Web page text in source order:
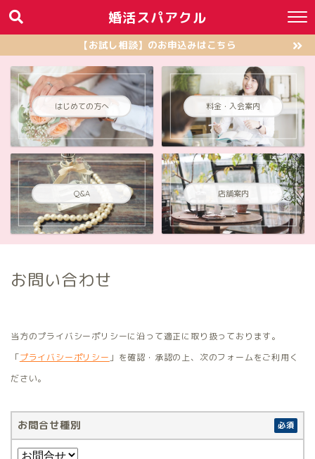
婚活スパアクル
【お試し相談】のお申込みはこちら
はじめての方へ 料金・入会案内
Q&A 店舗案内
お問い合わせ
当方のプライバシーポリシーに沿って適正に取り扱っております。
「プライバシーポリシー 」を確認・承認の上、次のフォームをご利用く
ださい。
お問合せ種別 必須